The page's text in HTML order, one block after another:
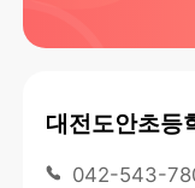
대전도안초등
042-543-